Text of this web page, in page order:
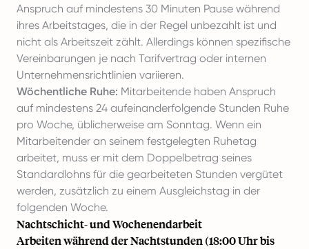
Anspruch auf mindestens 30 Minuten Pause während
ihres Arbeitstages, die in der Regel unbezahlt ist und
nicht als Arbeitszeit zählt. Allerdings können spezifische
Vereinbarungen je nach Tarifvertrag oder internen
Unternehmensrichtlinien variieren.
Wöchentliche Ruhe: Mitarbeitende haben Anspruch
auf mindestens 24 aufeinanderfolgende Stunden Ruhe
pro Woche, üblicherweise am Sonntag. Wenn ein
Mitarbeitender an seinem festgelegten Ruhetag
arbeitet, muss er mit dem Doppelbetrag seines
Standardlohns für die gearbeiteten Stunden vergütet
werden, zusätzlich zu einem Ausgleichstag in der
folgenden Woche.
Nachtschicht- und Wochenendarbeit
Arbeiten während der Nachtstunden (18:00 Uhr bis